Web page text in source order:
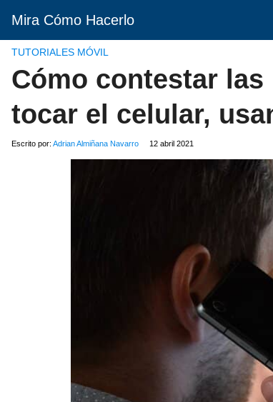
Mira Cómo Hacerlo
TUTORIALES MÓVIL
Cómo contestar
tocar el celular,
Escrito por: Adrian Almiñana Navarro 12 abril 2021